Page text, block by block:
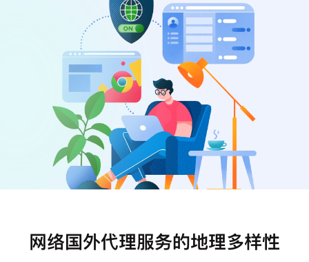
网络国外代理服务的地理多样性